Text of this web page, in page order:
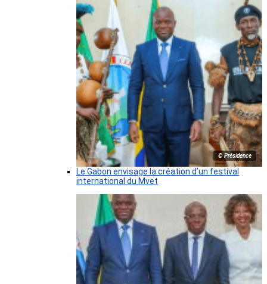
© Présidence
Le Gabon envisage la création d’un festival
international du Mvet